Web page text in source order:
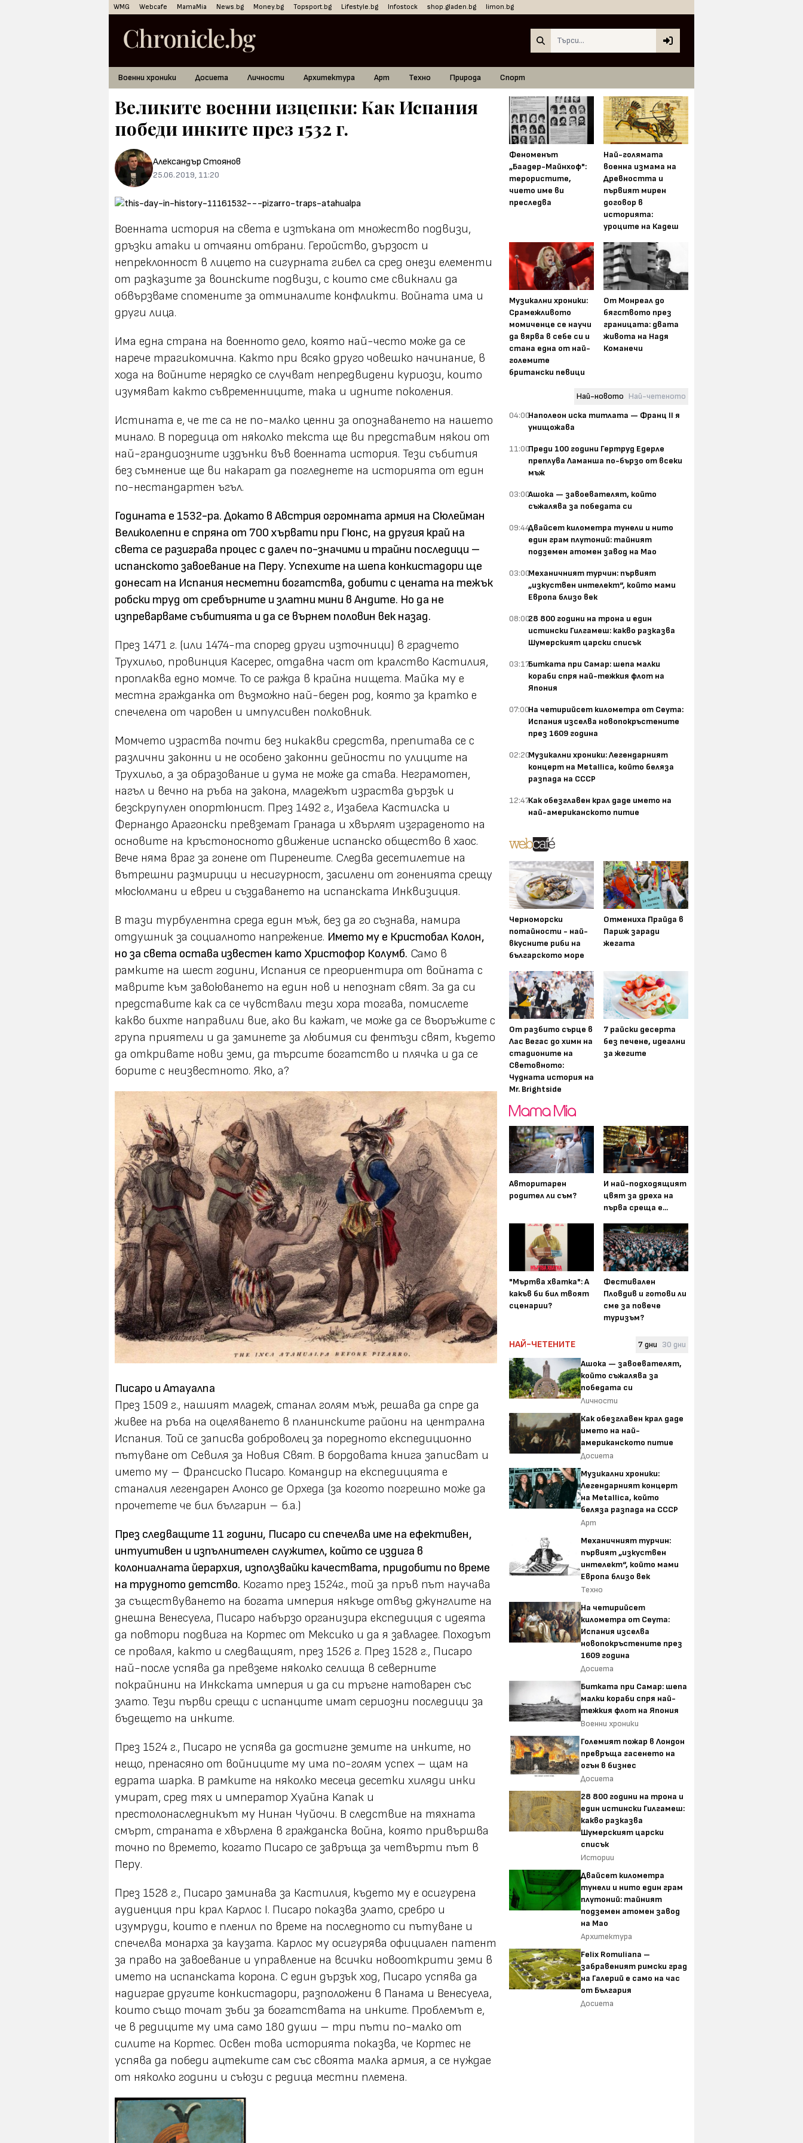
WMG Webcafe MamaMia News.bg Money.bg Topsport.bg Lifestyle.bg Infostock shop.gladen.bg limon.bg
Военни хроники Досиета Личности Архитектура Арт Техно Природа Спорт
Великите военни изцепки: Как Испания
победи инките през 1532 г.
Александър Стоянов
25.06.2019, 11:20
Военната история на света е изтъкана от множество подвизи,
дръзки атаки и отчаяни отбрани. Геройство, дързост и
непреклонност в лицето на сигурната гибел са сред онези елементи
от разказите за воинските подвизи, с които сме свикнали да
обвързваме спомените за отминалите конфликти. Войната има и
други лица.
Има една страна на военното дело, която най-често може да се
нарече трагикомична. Както при всяко друго човешко начинание, в
хода на войните нерядко се случват непредвидени куриози, които
изумяват както съвременниците, така и идните поколения.
Истината е, че те са не по-малко ценни за опознаването на нашето
минало. В поредица от няколко текста ще ви представим някои от
най-грандиозните издънки във военната история. Тези събития
без съмнение ще ви накарат да погледнете на историята от един
по-нестандартен ъгъл.
Годината е 1532-ра. Докато в Австрия огромната армия на Сюлейман
Великолепни е спряна от 700 хървати при Гюнс, на другия край на
света се разиграва процес с далеч по-значими и трайни последици –
испанското завоевание на Перу. Успехите на шепа конкистадори ще
донесат на Испания несметни богатства, добити с цената на тежък
робски труд от сребърните и златни мини в Андите. Но да не
изпреварваме събитията и да се върнем половин век назад.
През 1471 г. (или 1474-та според други източници) в градчето
Трухильо, провинция Касерес, отдавна част от кралство Кастилия,
проплаква едно момче. То се ражда в крайна нищета. Майка му е
местна гражданка от възможно най-беден род, която за кратко е
спечелена от чаровен и импулсивен полковник.
Момчето израства почти без никакви средства, препитава се с
различни законни и не особено законни дейности по улиците на
Трухильо, а за образование и дума не може да става. Неграмотен,
нагъл и вечно на ръба на закона, младежът израства дързък и
безскрупулен опортюнист. През 1492 г., Изабела Кастилска и
Фернандо Арагонски превземат Гранада и хвърлят изграденото на
основите на кръстоносното движение испанско общество в хаос.
Вече няма враг за гонене от Пиренеите. Следва десетилетие на
вътрешни размирици и несигурност, засилени от гоненията срещу
мюсюлмани и евреи и създаването на испанската Инквизиция.
В тази турбулентна среда един мъж, без да го съзнава, намира
отдушник за социалното напрежение. Името му е Кристобал Колон,
но за света остава известен като Христофор Колумб. Само в
рамките на шест години, Испания се преориентира от войната с
маврите към завоюването на един нов и непознат свят. За да си
представите как са се чувствали тези хора тогава, помислете
какво бихте направили вие, ако ви кажат, че може да се въоръжите с
група приятели и да заминете за любимия си фентъзи свят, където
да откривате нови земи, да търсите богатство и плячка и да се
борите с неизвестното. Яко, а?
Писаро и Атауалпа
През 1509 г., нашият младеж, станал голям мъж, решава да спре да
живее на ръба на оцеляването в планинските райони на централна
Испания. Той се записва доброволец за поредното експедиционно
пътуване от Севиля за Новия Свят. В бордовата книга записват и
името му – Франсиско Писаро. Командир на експедицията е
станалия легендарен Алонсо де Орхеда (за когото погрешно може да
прочетете че бил българин – б.а.)
През следващите 11 години, Писаро си спечелва име на ефективен,
интуитивен и изпълнителен служител, който се издига в
колониалната йерархия, използвайки качествата, придобити по време
на трудното детство. Когато през 1524г., той за пръв път научава
за съществуването на богата империя някъде отвъд джунглите на
днешна Венесуела, Писаро набързо организира експедиция с идеята
да повтори подвига на Кортес от Мексико и да я завладее. Походът
се проваля, както и следващият, през 1526 г. През 1528 г., Писаро
най-после успява да превземе няколко селища в северните
покрайнини на Инкската империя и да си тръгне натоварен със
злато. Тези първи срещи с испанците имат сериозни последици за
бъдещето на инките.
През 1524 г., Писаро не успява да достигне земите на инките, но
нещо, пренасяно от войниците му има по-голям успех – щам на
едрата шарка. В рамките на няколко месеца десетки хиляди инки
умират, сред тях и император Хуайна Капак и
престолонаследникът му Нинан Чуйочи. В следствие на тяхната
смърт, страната е хвърлена в гражданска война, която привършва
точно по времето, когато Писаро се завръща за четвърти път в
Перу.
През 1528 г., Писаро заминава за Кастилия, където му е осигурена
аудиенция при крал Карлос I. Писаро показва злато, сребро и
изумруди, които е пленил по време на последното си пътуване и
спечелва монарха за каузата. Карлос му осигурява официален патент
за право на завоевание и управление на всички новооткрити земи в
името на испанската корона. С един дързък ход, Писаро успява да
надиграе другите конкистадори, разположени в Панама и Венесуела,
които също точат зъби за богатствата на инките. Проблемът е,
че в редиците му има само 180 души – три пъти по-малко от
силите на Кортес. Освен това историята показва, че Кортес не
успява да победи ацтеките сам със своята малка армия, а се нуждае
от няколко години и съюзи с редица местни племена.
Феноменът
„Баадер-Майнхоф":
терористите,
чието име ви
преследва
Най-голямата
военна измама на
Древността и
първият мирен
договор в
историята:
уроците на Кадеш
Музикални хроники:
Срамежливото
момиченце се научи
да вярва в себе си и
стана една от най-
големите
британски певици
От Монреал до
бягството през
границата: двата
живота на Надя
Команечи
Най-новото Най-четеното
04:00Наполеон иска титлата — Франц II я
унищожава
11:00Преди 100 години Гертруд Едерле
преплува Ламанша по-бързо от всеки
мъж
03:00Ашока — завоевателят, който
съжалява за победата си
09:44Двайсет километра тунели и нито
един грам плутоний: тайният
подземен атомен завод на Мао
03:00Механичният турчин: първият
„изкуствен интелект“, който мами
Европа близо век
08:0028 800 години на трона и един
истински Гилгамеш: какво разказва
Шумерският царски списък
03:17Битката при Самар: шепа малки
кораби спря най-тежкия флот на
Япония
07:00На четирийсет километра от Сеута:
Испания изселва новопокръстените
през 1609 година
02:20Музикални хроники: Легендарният
концерт на Metallica, който беляза
разпада на СССР
12:47Как обезглавен крал даде името на
най-американското питие
Черноморски
потайности - най-
вкусните риби на
българското море
Отмениха Прайда в
Париж заради
жегата
От разбито сърце в
Лас Вегас до химн на
стадионите на
Световното:
Чудната история на
Mr. Brightside
7 райски десерта
без печене, идеални
за жегите
Авторитарен
родител ли съм?
И най-подходящият
цвят за дреха на
първа среща е...
"Мъртва хватка": А
какъв би бил твоят
сценарии?
Фестивален
Пловдив и готови ли
сме за повече
туризъм?
НАЙ-ЧЕТЕНИТЕ 7 дни 30 дни
Ашока — завоевателят,
който съжалява за
победата си
Личности
Как обезглавен крал даде
името на най-
американското питие
Досиета
Музикални хроники:
Легендарният концерт
на Metallica, който
беляза разпада на СССР
Арт
Механичният турчин:
първият „изкуствен
интелект“, който мами
Европа близо век
Техно
На четирийсет
километра от Сеута:
Испания изселва
новопокръстените през
1609 година
Досиета
Битката при Самар: шепа
малки кораби спря най-
тежкия флот на Япония
Военни хроники
Големият пожар в Лондон
превръща гасенето на
огън в бизнес
Досиета
28 800 години на трона и
един истински Гилгамеш:
какво разказва
Шумерският царски
списък
Истории
Двайсет километра
тунели и нито един грам
плутоний: тайният
подземен атомен завод
на Мао
Архитектура
Felix Romuliana –
забравеният римски град
на Галерий е само на час
от България
Досиета